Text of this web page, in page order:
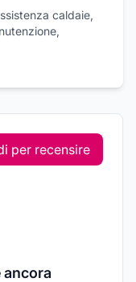
caldaie,
per recensire
ancora